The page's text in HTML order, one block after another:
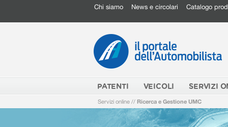
Chi siamo News e circolari Catalogo
PATENTI VEICOLI SERVIZI
Servizi online // Ricerca e Gestione UMC